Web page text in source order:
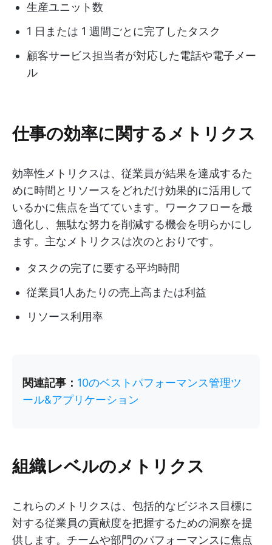
生産ユニット数
1 日または 1 週間ごとに完了したタスク
顧客サービス担当者が対応した電話や電子メー
ル
仕事の効率に関するメトリクス
効率性メトリクスは、従業員が結果を達成するた
めに時間とリソースをどれだけ効果的に活用して
いるかに焦点を当てています。ワークフローを最
適化し、無駄な努力を削減する機会を明らかにし
ます。主なメトリクスは次のとおりです。
タスクの完了に要する平均時間
従業員1人あたりの売上高または利益
リソース利用率
関連記事： 10のベストパフォーマンス管理ツ
ール&アプリケーション
組織レベルのメトリクス
これらのメトリクスは、包括的なビジネス目標に
対する従業員の貢献度を把握するための洞察を提
供します。チームや部門のパフォーマンスに焦点